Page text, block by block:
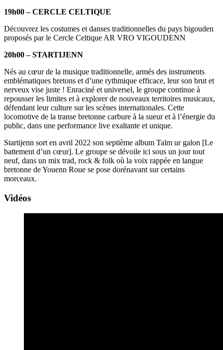
19h00 – CERCLE CELTIQUE
Découvrez les costumes et danses traditionnelles du pays bigouden
proposés par le Cercle Celtique AR VRO VIGOUDENN
20h00 – STARTIJENN
Nés au cœur de la musique traditionnelle, armés des instruments
emblématiques bretons et d’une rythmique efficace, leur son brut et
nerveux vise juste ! Enraciné et universel, le groupe continue à
repousser les limites et à explorer de nouveaux territoires musicaux,
défendant leur culture sur les scènes internationales. Cette
locomotive de la transe bretonne carbure à la sueur et à l’énergie du
public, dans une performance live exaltante et unique.
Startijenn sort en avril 2022 son septième album Talm ur galon [Le
battement d’un cœur]. Le groupe se dévoile ici sous un jour tout
neuf, dans un mix trad, rock & folk où la voix rappée en langue
bretonne de Youenn Roue se pose dorénavant sur certains
morceaux.
Vidéos